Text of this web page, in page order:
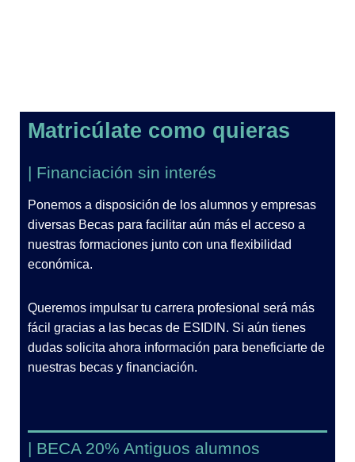
Matricúlate como quieras
| Financiación sin interés
Ponemos a disposición de los alumnos y empresas
diversas Becas para facilitar aún más el acceso a
nuestras formaciones junto con una flexibilidad
económica.
Queremos impulsar tu carrera profesional será más
fácil gracias a las becas de ESIDIN. Si aún tienes
dudas solicita ahora información para beneficiarte de
nuestras becas y financiación.
| BECA 20% Antiguos alumnos